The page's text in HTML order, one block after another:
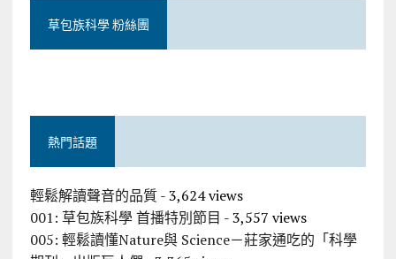
草包族科學 粉絲團
熱門話題
輕鬆解讀聲音的品質- 3,624 views
001: 草包族科學 首播特別節目 - 3,557 views
005: 輕鬆讀懂Nature與 Science－莊家通吃的「科學